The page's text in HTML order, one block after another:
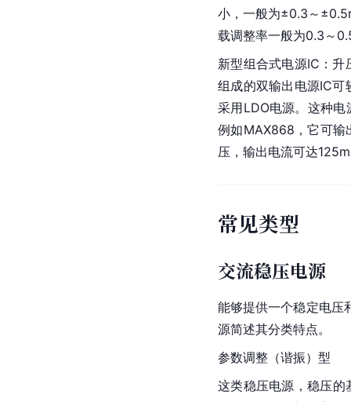
小，一般为±0.3～
载调整率一般为0.3～
新型组合式电源IC：升
组成的双输出电源IC可
采用LDO电源。这种
例如MAX868，它可输
压 ，输出电流可达
常见类型
交流稳压电源
能够提供一个稳定电压
源简述其分类特点。
参数调整（谐振）型
这类稳压电源，稳压